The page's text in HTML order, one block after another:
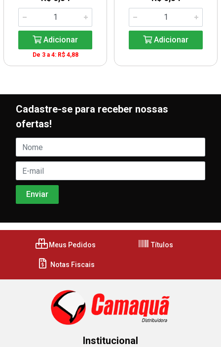
Adicionar
De 3 a 4: R$ 4,88
Adicionar
Cadastre-se para receber nossas
ofertas!
Meus Pedidos Títulos
Notas Fiscais
Institucional